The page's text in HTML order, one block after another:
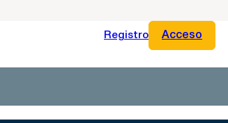
Registro Acceso